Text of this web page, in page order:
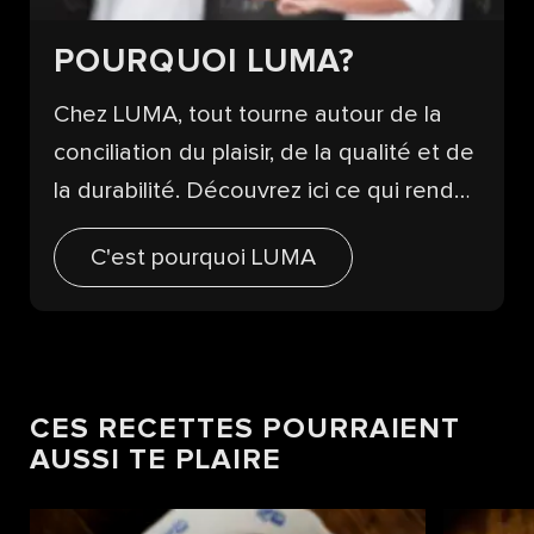
POURQUOI LUMA?
Chez LUMA, tout tourne autour de la
conciliation du plaisir, de la qualité et de
la durabilité. Découvrez ici ce qui rend
nos produits uniques.
C'est pourquoi LUMA
CES RECETTES POURRAIENT
AUSSI TE PLAIRE